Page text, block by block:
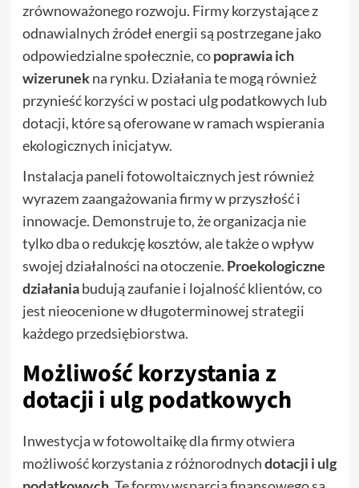
zrównoważonego rozwoju. Firmy korzystające z
odnawialnych źródeł energii są postrzegane jako
odpowiedzialne społecznie, copoprawia ich
wizerunekna rynku. Działania te mogą również
przynieść korzyści w postaci ulg podatkowych lub
dotacji, które są oferowane w ramach wspierania
ekologicznych inicjatyw.
Instalacja paneli fotowoltaicznych jest również
wyrazem zaangażowania firmy w przyszłość i
innowacje. Demonstruje to, że organizacja nie
tylko dba o redukcję kosztów, ale także o wpływ
swojej działalności na otoczenie. Proekologiczne
działaniabudują zaufanie i lojalność klientów, co
jest nieocenione w długoterminowej strategii
każdego przedsiębiorstwa.
Możliwość korzystania z
dotacji i ulg podatkowych
Inwestycja w fotowoltaikę dla firmy otwiera
możliwość korzystania z różnorodnychdotacji i ulg